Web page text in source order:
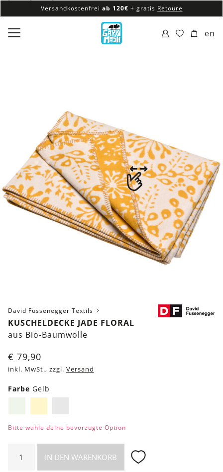
Versandkostenfrei ab 120€ + gratis Retoure
100% veganes & fair produziertes Sortiment
Versandkostenfrei ab 120€
en
David Fussenegger Textils
KUSCHELDECKE JADE FLORAL
aus Bio-Baumwolle
€ 79,90
inkl. MwSt., zzgl. Versand
Farbe Gelb
Bitte wähle deine bevorzugte Option
Jade
IN DEN WARENKORB